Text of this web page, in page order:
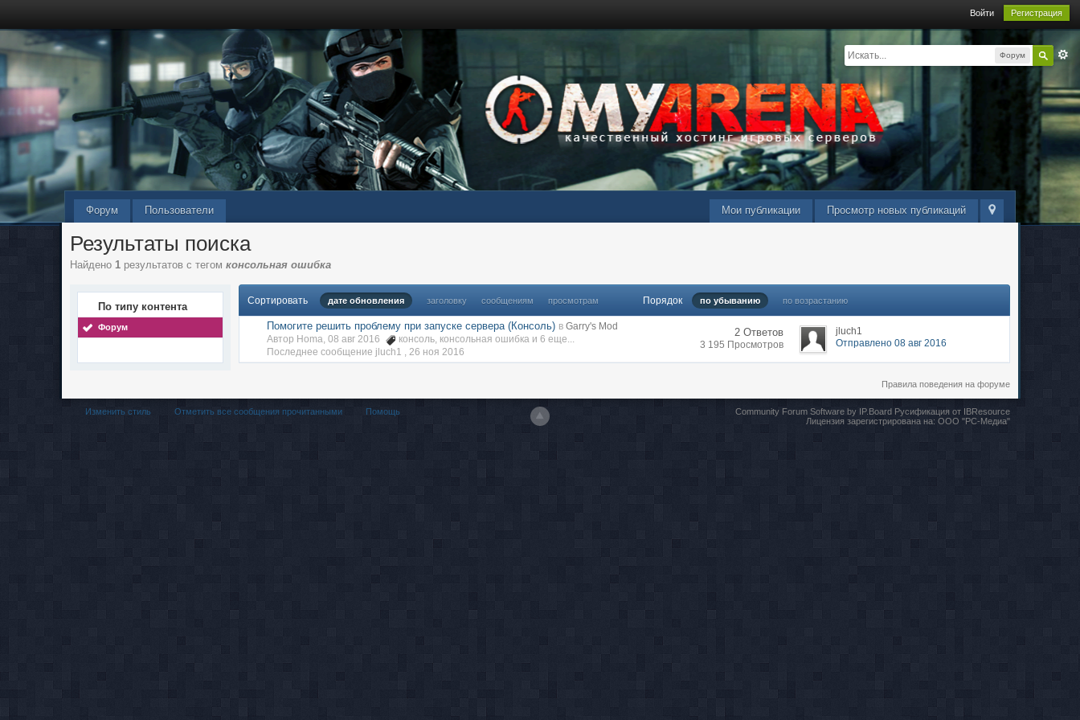
Войти Регистрация
Форум
Просмотр новых публикаций
Мои публикации
Форум Пользователи
Результаты поиска
Найдено 1 результатов с тегомконсольная ошибка
По типу контента
Форум
Сортировать дате обновления заголовку сообщениям просмотрам Порядок по убыванию по возрастанию
Помогите решить проблему при запуске сервера (Консоль) в Garry's Mod
Автор Homa, 08 авг 2016
консоль, консольная ошибка и 6 еще...
Последнее сообщение jluch1 ,26 ноя 2016
2 Ответов
3 195 Просмотров
jluch1
Отправлено 08 авг 2016
Правила поведения на форуме
Изменить стиль Отметить все сообщения прочитанными Помощь Community Forum Software by IP.BoardРусификация от IBResource
Лицензия зарегистрирована на: ООО "РС-Медиа"